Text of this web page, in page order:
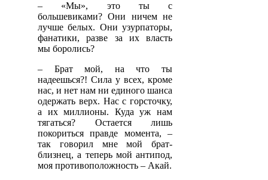
– «Мы», это ты с
большевиками? Они ничем не
лучше белых. Они узурпаторы,
фанатики, разве за их власть
мы боролись?
– Брат мой, на что ты
надеешься?! Сила у всех, кроме
нас, и нет нам ни единого шанса
одержать верх. Нас с горсточку,
а их миллионы. Куда уж нам
тягаться? Остается лишь
покориться правде момента, –
так говорил мне мой брат-
близнец, а теперь мой антипод,
моя противоположность – Акай.